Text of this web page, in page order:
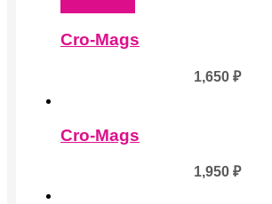
Cro-Mags
1,650 ₽
Cro-Mags
1,950 ₽